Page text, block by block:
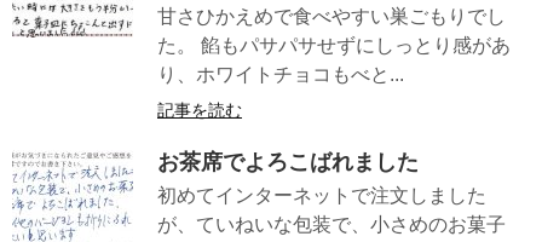
甘さひかえめで食べやすい巣ごもりでし
た。 餡もパサパサせずにしっとり感があ
り、ホワイトチョコもべと...
記事を読む
お茶席でよろこばれました
初めてインターネットで注文しました
が、ていねいな包装で、小さめのお菓子